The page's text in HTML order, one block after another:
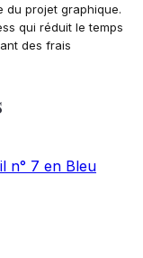
du projet graphique.
qui réduit le temps
des frais
n° 7 en Bleu